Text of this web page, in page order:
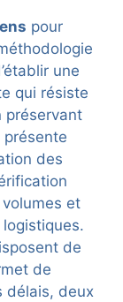
pour
une
qui résiste
préservant
présente
des
et
de
de
délais, deux